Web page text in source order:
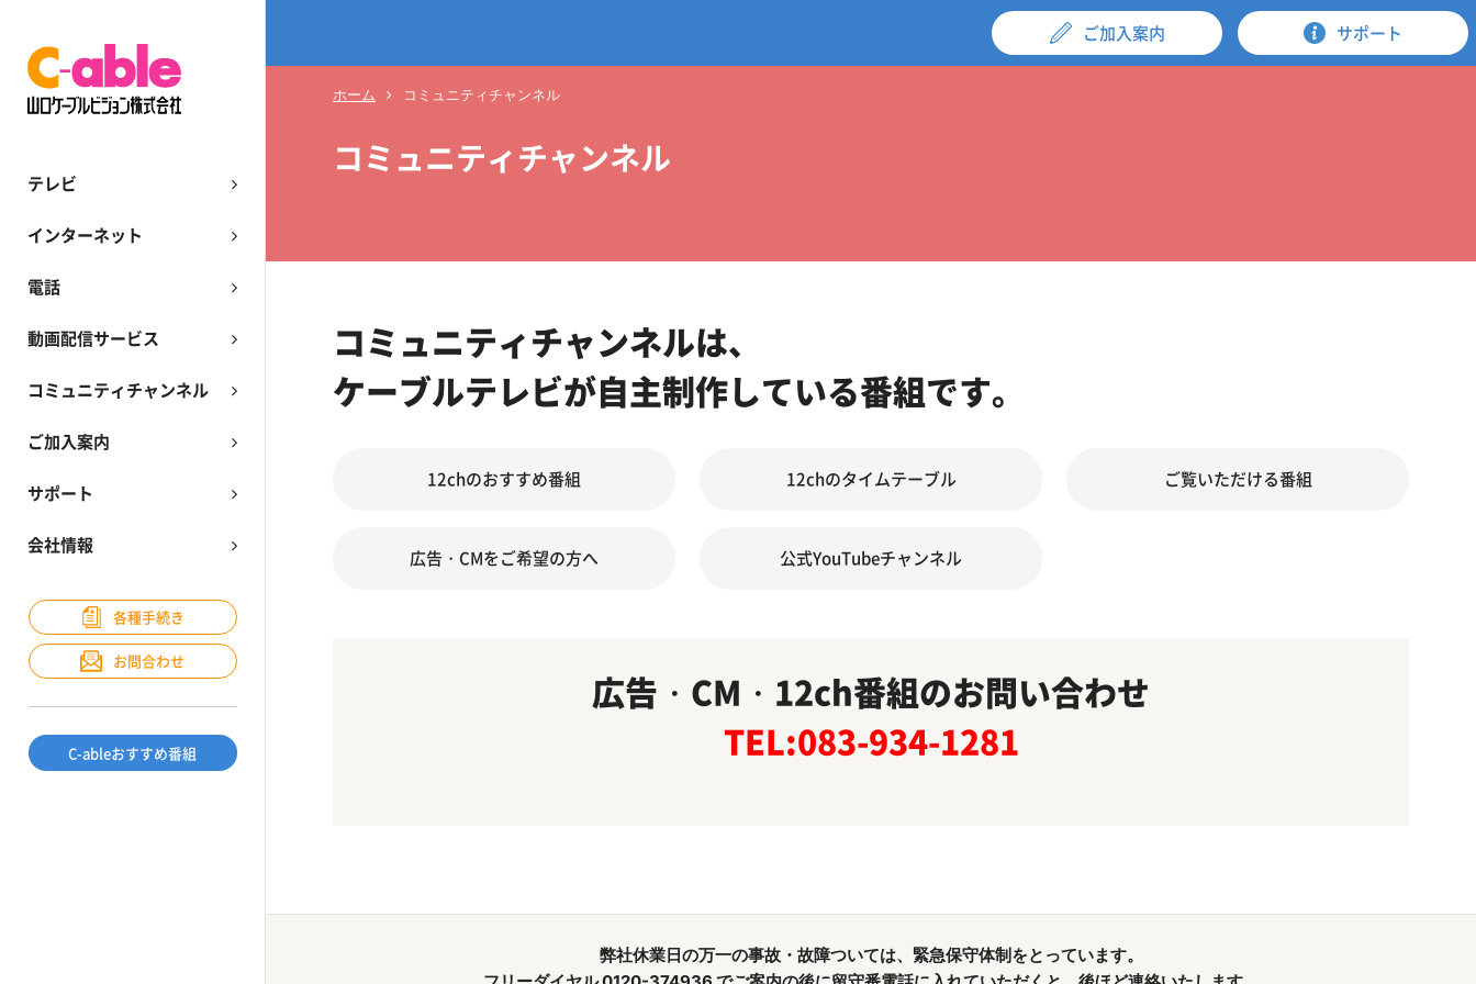
テレビ
インターネット
電話
動画配信サービス
コミュニティチャンネル
ご加入案内
サポート
会社情報
各種手続き
お問合わせ
C-ableおすすめ番組
コミュニティチャンネル
ホーム コミュニティチャンネル
コミュニティチャンネルは、
ケーブルテレビが自主制作している番組です。
12chのおすすめ番組 12chのタイムテーブル ご覧いただける番組
広告・CMをご希望の方へ 公式YouTubeチャンネル
広告・CM・12ch番組のお問い合わせ
TEL:083-934-1281
弊社休業日の万一の事故・故障ついては、緊急保守体制をとっています。
ご加入案内 サポート